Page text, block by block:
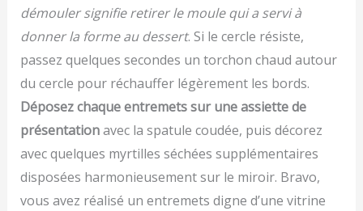
démouler signifie retirer le moule qui a servi à
donner la forme au dessert. Si le cercle résiste,
passez quelques secondes un torchon chaud autour
du cercle pour réchauffer légèrement les bords.
Déposez chaque entremets sur une assiette de
présentationavec la spatule coudée, puis décorez
avec quelques myrtilles séchées supplémentaires
disposées harmonieusement sur le miroir. Bravo,
vous avez réalisé un entremets digne d’une vitrine